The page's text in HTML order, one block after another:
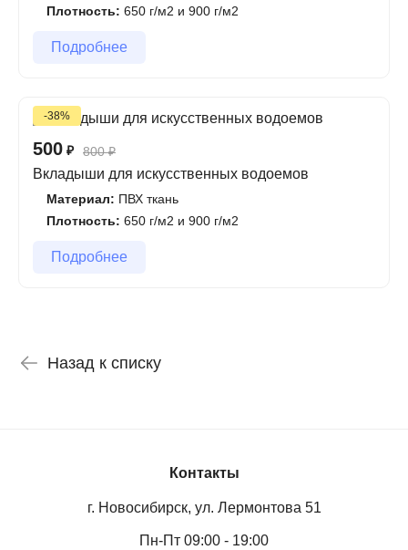
Плотность: 650 г/м2 и 900 г/м2
Подробнее
-38%
500 ₽ 800₽
Вкладыши для искусственных водоемов
Материал: ПВХ ткань
Плотность: 650 г/м2 и 900 г/м2
Подробнее
Назад к списку
Контакты
г. Новосибирск, ул. Лермонтова 51
Пн-Пт 09:00 - 19:00